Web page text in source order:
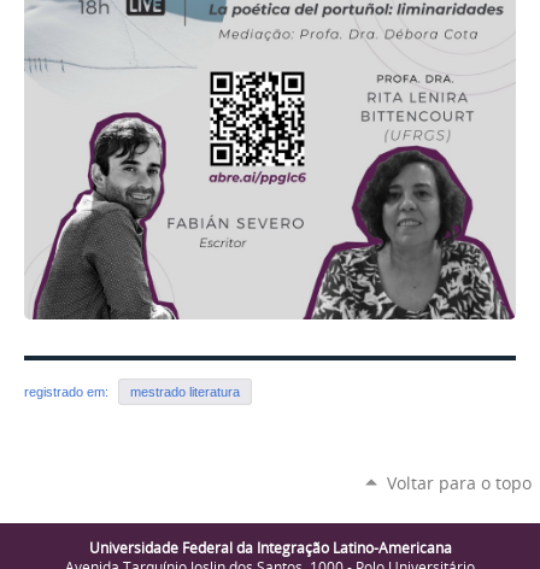
registrado em: mestrado literatura
Voltar para o topo
Universidade Federal da Integração Latino-Americana